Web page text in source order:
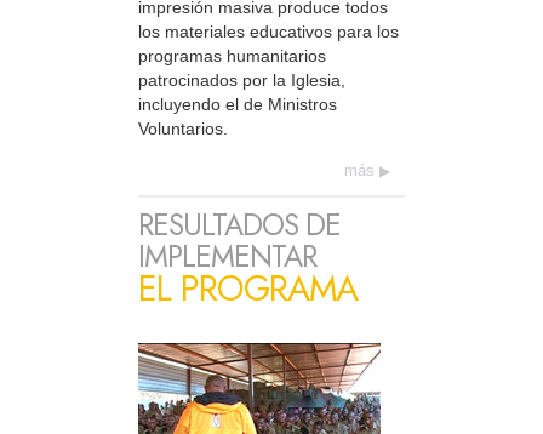
impresión masiva produce todos
los materiales educativos para los
programas humanitarios
patrocinados por la Iglesia,
incluyendo el de Ministros
Voluntarios.
más
RESULTADOS DE
IMPLEMENTAR
EL PROGRAMA